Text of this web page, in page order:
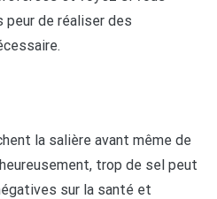
peur de réaliser des
la salière avant même de
trop de sel peut
sur la santé et